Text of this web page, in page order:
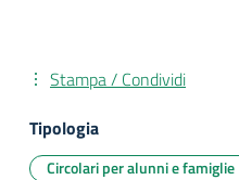
Stampa / Condividi
Tipologia
Circolari per alunni e famiglie